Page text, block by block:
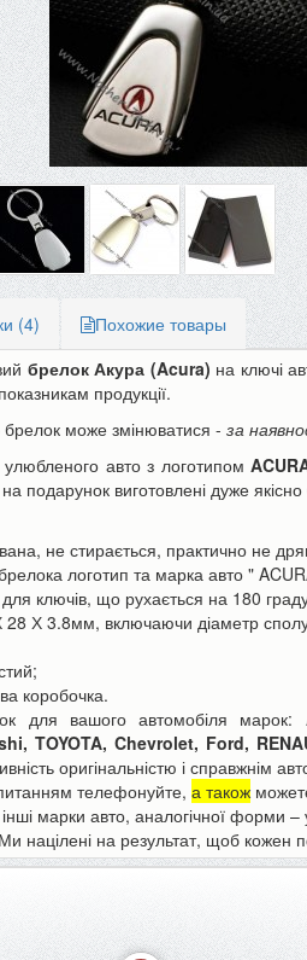
| LP-E6N
EOS...
Акумулятор для
До кошика
(4)
Похожие товары
брелок Акура (Acura) на ключі
продукції.
брелок може змінюватися - за
авто з логотипом
подарунок виготовлені дуже якісно
не стирається, практично не
логотип та марка авто "
ключів, що рухається на 180
28 Х 3.8мм, включаючи діаметр
коробочка.
для вашого автомобіля марок:
TOYOTA, Chevrolet, Ford,
оригінальністю і справжнім
телефонуйте, а також
марки авто, аналогічної форми –
Ми націлені на результат, щоб кожен